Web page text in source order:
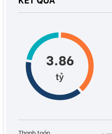
3.86
tỷ
Thanh toán